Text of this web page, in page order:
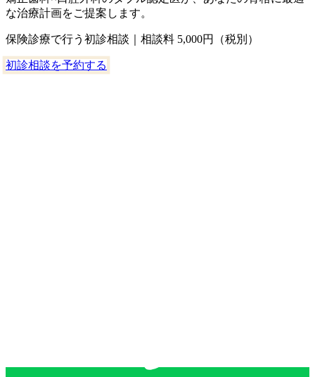
な治療計画をご提案します。
保険診療で行う初診相談｜相談料 5,000円（税別）
初診相談を予約する